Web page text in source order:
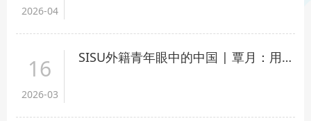
2026-04
16
2026-03
SISU外籍青年眼中的中国 | 覃月：用镜头记录我在中国的留学生活